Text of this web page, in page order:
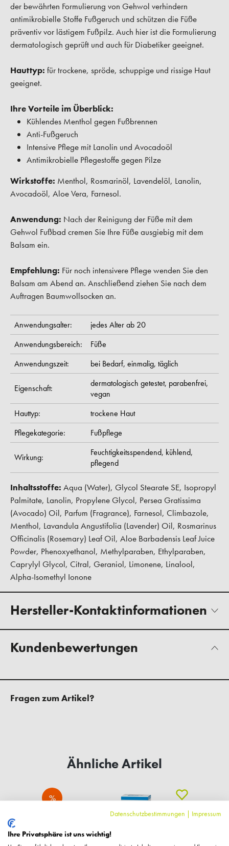
der bewährten Formulierung von Gehwol verhindern
antimikrobielle Stoffe Fußgeruch und schützen die Füße
präventiv vor lästigem Fußpilz. Auch hier ist die Formulierung
dermatologisch geprüft und auch für Diabetiker geeignet.
Hauttyp: für trockene, spröde, schuppige und rissige Haut
geeignet.
Ihre Vorteile im Überblick:
Kühlendes Menthol gegen Fußbrennen
Anti-Fußgeruch
Intensive Pflege mit Lanolin und Avocadoöl
Antimikrobielle Pflegestoffe gegen Pilze
Wirkstoffe: Menthol, Rosmarinöl, Lavendelöl, Lanolin,
Avocadoöl, Aloe Vera, Farnesol.
Anwendung: Nach der Reinigung der Füße mit dem
Gehwol Fußbad cremen Sie Ihre Füße ausgiebig mit dem
Balsam ein.
Empfehlung: Für noch intensivere Pflege wenden Sie den
Balsam am Abend an. Anschließend ziehen Sie nach dem
Auftragen Baumwollsocken an.
Anwendungsalter:
jedes Alter ab 20
Anwendungsbereich:
Füße
Anwendungszeit:
bei Bedarf, einmalig, täglich
Eigenschaft: dermatologisch getestet, parabenfrei,
vegan
Hauttyp:
trockene Haut
Pflegekategorie:
Fußpflege
Wirkung: Feuchtigkeitsspendend, kühlend,
pflegend
Inhaltsstoffe: Aqua (Water), Glycol Stearate SE, Isopropyl
Palmitate, Lanolin, Propylene Glycol, Persea Gratissima
(Avocado) Oil, Parfum (Fragrance), Farnesol, Climbazole,
Menthol, Lavandula Angustifolia (Lavender) Oil, Rosmarinus
Officinalis (Rosemary) Leaf Oil, Aloe Barbadensis Leaf Juice
Powder, Phenoxyethanol, Methylparaben, Ethylparaben,
Caprylyl Glycol, Citral, Geraniol, Limonene, Linalool,
Alpha-Isomethyl Ionone
Hersteller-Kontaktinformationen
Kundenbewertungen
Fragen zum Artikel?
Ähnliche Artikel
%
Datenschutzbestimmungen | Impressum
Ihre Privatsphäre ist uns wichtig!